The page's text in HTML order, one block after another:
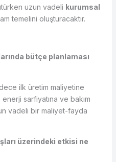
uzun vadeli kurumsal
temelini oluşturacaktır.
bütçe planlaması
ilk üretim maliyetine
sarfiyatına ve bakım
vadeli bir maliyet-fayda
üzerindeki etkisi ne